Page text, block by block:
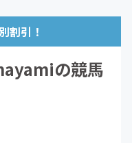
割引！
の競馬